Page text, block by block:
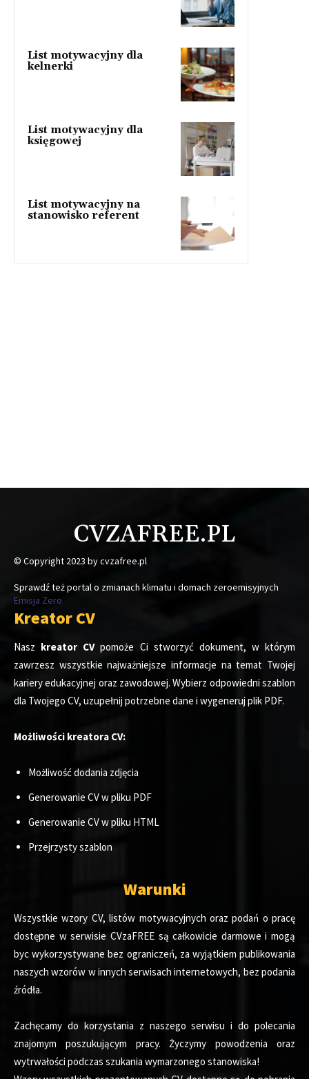
List motywacyjny dla
kelnerki
List motywacyjny dla
księgowej
List motywacyjny na
stanowisko referent
CVZAFREE.PL
© Copyright 2023 by cvzafree.pl
Sprawdź też portal o zmianach klimatu i domach zeroemisyjnych
Emisja Zero
Kreator CV
Nasz kreator CVpomoże Ci stworzyć dokument, w którym
zawrzesz wszystkie najważniejsze informacje na temat Twojej
kariery edukacyjnej oraz zawodowej. Wybierz odpowiedni szablon
dla Twojego CV, uzupełnij potrzebne dane i wygeneruj plik PDF.
Możliwości kreatora CV:
Możliwość dodania zdjęcia
Generowanie CV w pliku PDF
Generowanie CV w pliku HTML
Przejrzysty szablon
Warunki
Wszystkie wzory CV, listów motywacyjnych oraz podań o pracę
dostępne w serwisie CVzaFREE są całkowicie darmowe i mogą
byc wykorzystywane bez ograniczeń, za wyjątkiem publikowania
naszych wzorów w innych serwisach internetowych, bez podania
źródła.
Zachęcamy do korzystania z naszego serwisu i do polecania
znajomym poszukującym pracy. Życzymy powodzenia oraz
wytrwałości podczas szukania wymarzonego stanowiska!